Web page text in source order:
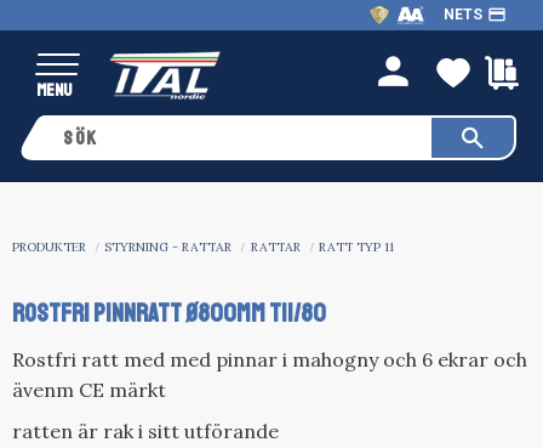
Meny
NETS payment
person
PRODUKTER STYRNING - RATTAR RATTAR RATT TYP 11
ROSTFRI PINNRATT Ø800MM T11/80
Rostfri ratt med med pinnar i mahogny och 6 ekrar och
ävenm CE märkt
ratten är rak i sitt utförande